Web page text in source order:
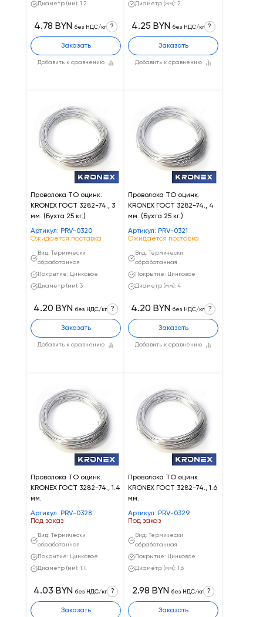
Диаметр (мм): 1.2
Добавить к сравнению
4.78 BYN без НДС/кг ?
Заказать
Диаметр (мм): 2
Добавить к сравнению
4.25 BYN без НДС/кг ?
Заказать
Проволока ТО оцинк.
KRONEX ГОСТ 3282-74., 3
мм. (Бухта 25 кг.)
Артикул: PRV-0320
Ожидается поставка
Вид: Термически
обработанная
Покрытие: Цинковое
Диаметр (мм): 3
Добавить к сравнению
4.20 BYN без НДС/кг ?
Заказать
Проволока ТО оцинк.
KRONEX ГОСТ 3282-74., 4
мм. (Бухта 25 кг.)
Артикул: PRV-0321
Ожидается поставка
Вид: Термически
обработанная
Покрытие: Цинковое
Диаметр (мм): 4
Добавить к сравнению
4.20 BYN без НДС/кг ?
Заказать
Проволока ТО оцинк.
KRONEX ГОСТ 3282-74., 1.4
мм.
Артикул: PRV-0328
Под заказ
Вид: Термически
обработанная
Покрытие: Цинковое
Диаметр (мм): 1.4
4.03 BYN без НДС/кг ?
Заказать
Проволока ТО оцинк.
KRONEX ГОСТ 3282-74., 1.6
мм.
Артикул: PRV-0329
Под заказ
Вид: Термически
обработанная
Покрытие: Цинковое
Диаметр (мм): 1.6
2.98 BYN без НДС/кг ?
Заказать